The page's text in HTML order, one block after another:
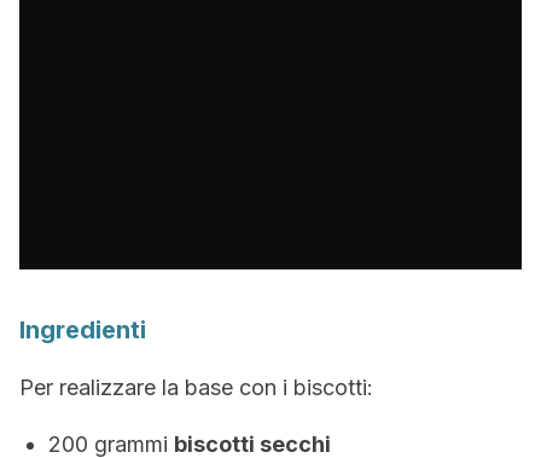
Ingredienti
Per realizzare la base con i biscotti:
200 grammi biscotti secchi